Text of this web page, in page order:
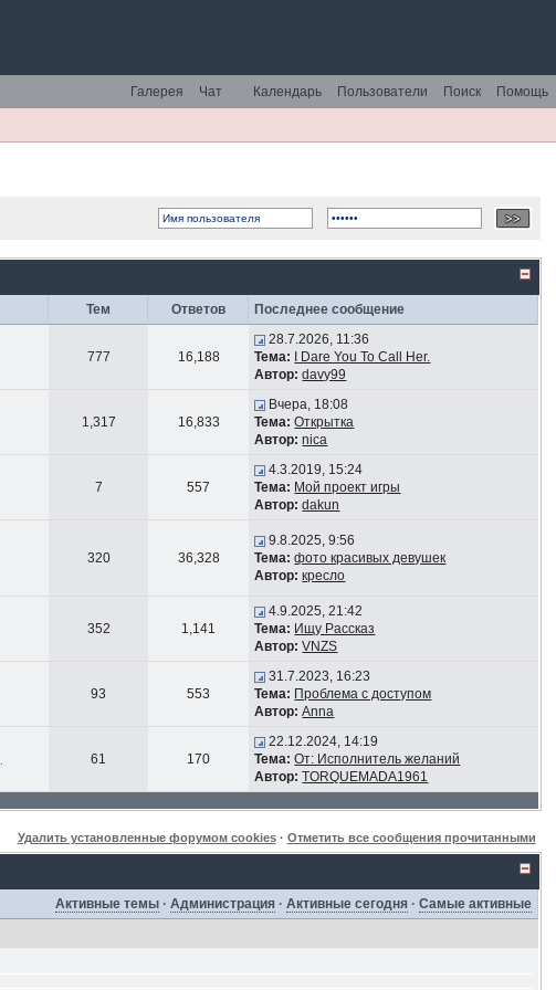
Помощь
Поиск
Пользователи
Календарь
Чат
Галерея
Тем Ответов Последнее сообщение
777 16,188
28.7.2026, 11:36
Тема:
I Dare You To Call Her.
Автор: davy99
1,317 16,833
Вчера, 18:08
Тема: Открытка
Автор: nica
7 557
4.3.2019, 15:24
Тема: Мой проект игры
Автор: dakun
320 36,328
9.8.2025, 9:56
Тема: фото красивых девушек
Автор: кресло
352 1,141
4.9.2025, 21:42
Тема: Ищу Рассказ
Автор: VNZS
93 553
31.7.2023, 16:23
Тема: Проблема с доступом
Автор: Anna
61 170
22.12.2024, 14:19
Тема: От: Исполнитель желаний
Автор: TORQUEMADA1961
Удалить установленные форумом cookies· Отметить все сообщения прочитанными
Активные темы ·Администрация ·Активные сегодня ·Самые активные